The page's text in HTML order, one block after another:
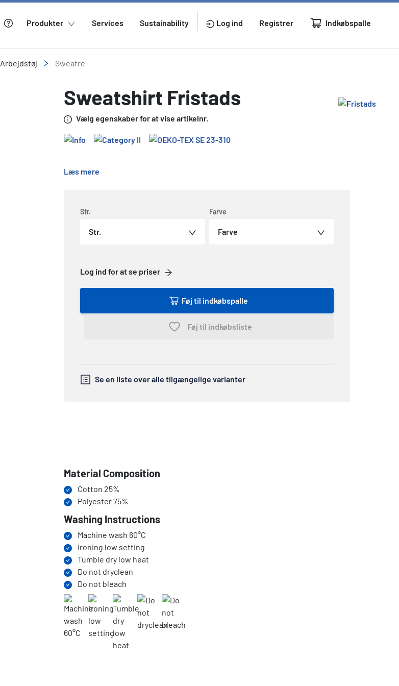
Produkter Services Sustainability Log ind Registrer Indkøbspalle
Arbejdstøj Sweatre
Sweatshirt Fristads
Vælg egenskaber for at vise artikelnr.
Læs mere
Str.
Str.
Farve
Farve
Log ind for at se priser
Føj til indkøbspalle
Føj til indkøbsliste
Se en liste over alle tilgængelige varianter
Material Composition
Cotton 25%
Polyester 75%
Washing Instructions
Machine wash 60°C
Ironing low setting
Tumble dry low heat
Do not dryclean
Do not bleach